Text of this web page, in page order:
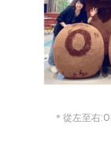
＊從左至右